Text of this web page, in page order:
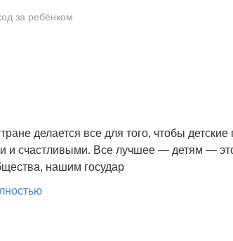
за ребёнком
делается все для того, чтобы
и счастливыми. Все лучшее — детям —
нашим государ